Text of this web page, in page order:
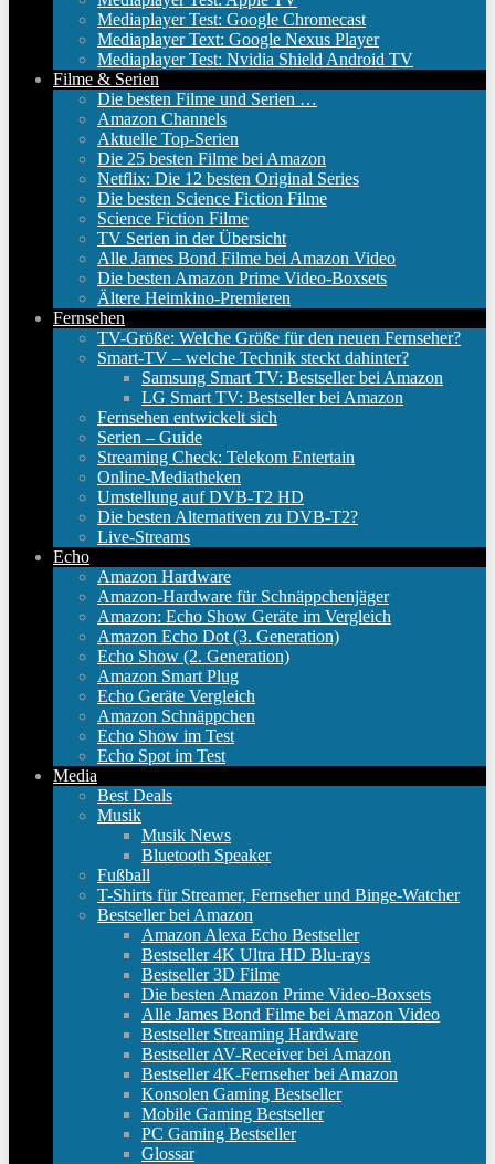
Mediaplayer Test: Google Chromecast
Mediaplayer Text: Google Nexus Player
Mediaplayer Test: Nvidia Shield Android TV
Filme & Serien
Die besten Filme und Serien …
Amazon Channels
Aktuelle Top-Serien
Die 25 besten Filme bei Amazon
Netflix: Die 12 besten Original Series
Die besten Science Fiction Filme
Science Fiction Filme
TV Serien in der Übersicht
Alle James Bond Filme bei Amazon Video
Die besten Amazon Prime Video-Boxsets
Ältere Heimkino-Premieren
Fernsehen
TV-Größe: Welche Größe für den neuen Fernseher?
Smart-TV – welche Technik steckt dahinter?
Samsung Smart TV: Bestseller bei Amazon
LG Smart TV: Bestseller bei Amazon
Fernsehen entwickelt sich
Serien – Guide
Streaming Check: Telekom Entertain
Online-Mediatheken
Umstellung auf DVB-T2 HD
Die besten Alternativen zu DVB-T2?
Live-Streams
Echo
Amazon Hardware
Amazon-Hardware für Schnäppchenjäger
Amazon: Echo Show Geräte im Vergleich
Amazon Echo Dot (3. Generation)
Echo Show (2. Generation)
Amazon Smart Plug
Echo Geräte Vergleich
Amazon Schnäppchen
Echo Show im Test
Echo Spot im Test
Media
Best Deals
Musik
Musik News
Bluetooth Speaker
Fußball
T-Shirts für Streamer, Fernseher und Binge-Watcher
Bestseller bei Amazon
Amazon Alexa Echo Bestseller
Bestseller 4K Ultra HD Blu-rays
Bestseller 3D Filme
Die besten Amazon Prime Video-Boxsets
Alle James Bond Filme bei Amazon Video
Bestseller Streaming Hardware
Bestseller AV-Receiver bei Amazon
Bestseller 4K-Fernseher bei Amazon
Konsolen Gaming Bestseller
Mobile Gaming Bestseller
PC Gaming Bestseller
Glossar